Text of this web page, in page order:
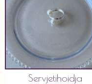
Servjetihoidja